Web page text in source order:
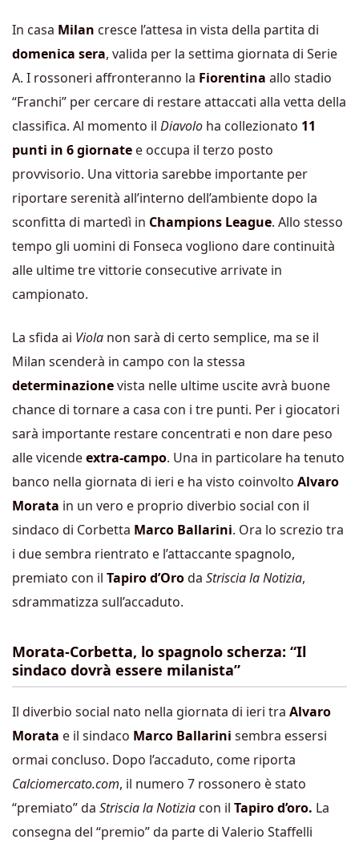
In casa Milan cresce l’attesa in vista della partita di
domenica sera, valida per la settima giornata di Serie
A. I rossoneri affronteranno la Fiorentina allo stadio
“Franchi” per cercare di restare attaccati alla vetta della
classifica. Al momento il Diavolo ha collezionato 11
punti in 6 giornate e occupa il terzo posto
provvisorio. Una vittoria sarebbe importante per
riportare serenità all’interno dell’ambiente dopo la
sconfitta di martedì in Champions League. Allo stesso
tempo gli uomini di Fonseca vogliono dare continuità
alle ultime tre vittorie consecutive arrivate in
campionato.
La sfida ai Viola non sarà di certo semplice, ma se il
Milan scenderà in campo con la stessa
determinazionevista nelle ultime uscite avrà buone
chance di tornare a casa con i tre punti. Per i giocatori
sarà importante restare concentrati e non dare peso
alle vicendeextra-campo. Una in particolare ha tenuto
banco nella giornata di ieri e ha visto coinvolto Alvaro
Morata in un vero e proprio diverbio social con il
sindaco di Corbetta Marco Ballarini. Ora lo screzio tra
i due sembra rientrato e l’attaccante spagnolo,
premiato con il Tapiro d’Oroda Striscia la Notizia,
sdrammatizza sull’accaduto.
Morata-Corbetta, lo spagnolo scherza: “Il
sindaco dovrà essere milanista”
Il diverbio social nato nella giornata di ieri tra Alvaro
Morata e il sindaco Marco Ballarini sembra essersi
ormai concluso. Dopo l’accaduto, come riporta
Calciomercato.com, il numero 7 rossonero è stato
“premiato” da Striscia la Notizia con il Tapiro d’oro. La
consegna del “premio” da parte di Valerio Staffelli